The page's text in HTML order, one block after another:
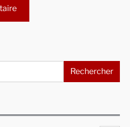
Rechercher